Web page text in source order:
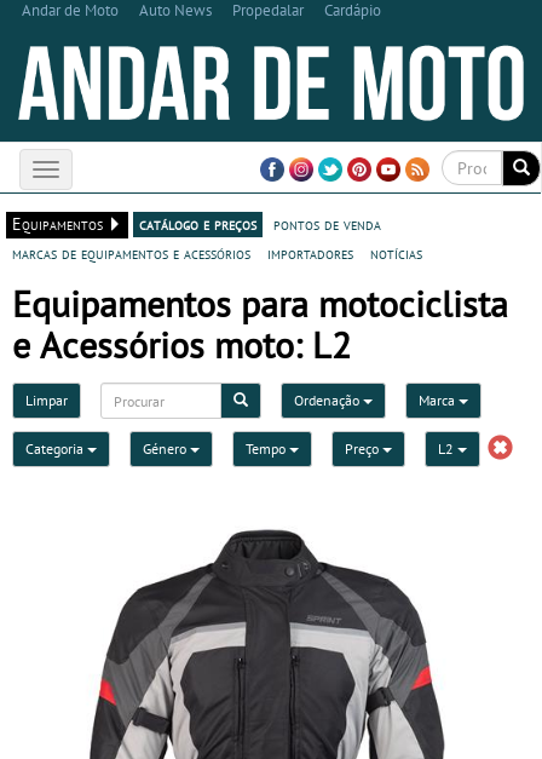
Andar de Moto Auto News Propedalar Cardápio
Toggle
navigation
Equipamentos
catálogo e preços
pontos de venda
marcas de equipamentos e acessórios
importadores notícias
Equipamentos para motociclista
e Acessórios moto: L2
Limpar Ordenação Marca
Categoria Género Tempo Preço L2